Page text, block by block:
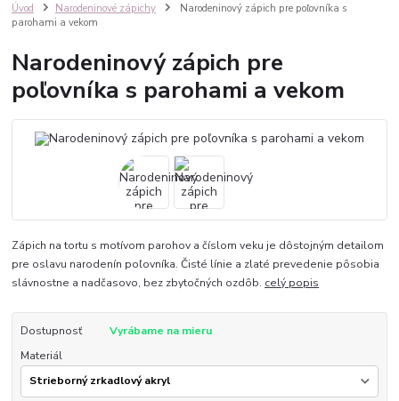
Úvod Narodeninové zápichy
Narodeninový zápich pre poľovníka s
parohami a vekom
Narodeninový zápich pre
poľovníka s parohami a vekom
Zápich na tortu s motívom parohov a číslom veku je dôstojným detailom
pre oslavu narodenín poľovníka. Čisté línie a zlaté prevedenie pôsobia
slávnostne a nadčasovo, bez zbytočných ozdôb. celý popis
Dostupnosť
Vyrábame na mieru
Materiál